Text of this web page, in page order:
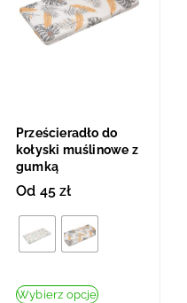
Prześcieradło do
kołyski muślinowe z
gumką
Od 45zł
Wybierz opcje